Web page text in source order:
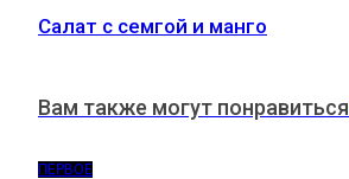
Салат с семгой и манго
Вам также могут понравиться
ПЕРВОЕ